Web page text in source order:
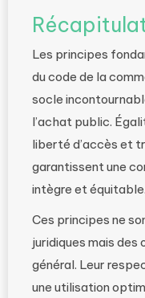
Les principes
du code de la
socle
l’achat public.
liberté d’accès et
garantissent une
intègre et équitable.
Ces principes ne
juridiques mais des
général. Leur
une utilisation